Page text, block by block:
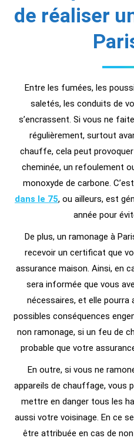
de réaliser
Entre les fumées, les
saletés, les conduits de
s’encrassent. Si vous ne
régulièrement, surtout
chauffe, cela peut
cheminée, un refoulement
monoxyde de carbone.
dans le 75, ou ailleurs, est
année pour
De plus, un ramonage à
recevoir un certificat que
assurance maison. Ainsi, en
sera informée que vous
nécessaires, et elle pourra
possibles conséquences
non ramonage, si un feu de
probable que votre
En outre, si vous ne
appareils de chauffage, vous
mettre en danger tous les
aussi votre voisinage. En ce
être attribuée en cas de